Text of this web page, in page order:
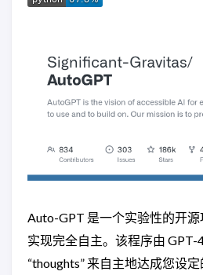
Auto-GPT 是一个实验性的开
实现完全自主。该程序由 GPT-
“thoughts” 来自主地达成您设